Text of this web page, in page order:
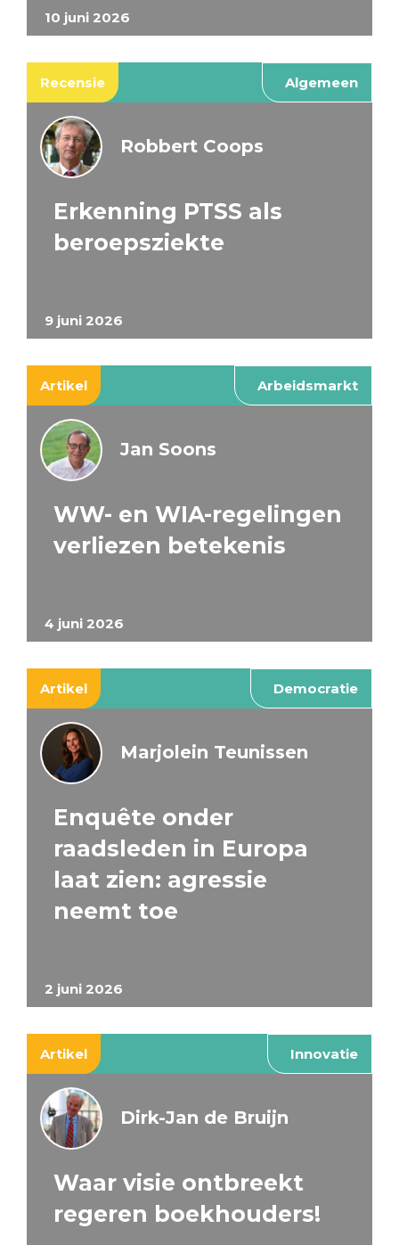
10 juni 2026
Recensie Algemeen
9 juni 2026
Robbert Coops
Erkenning PTSS als
beroepsziekte
Artikel Arbeidsmarkt
4 juni 2026
Jan Soons
WW- en WIA-regelingen
verliezen betekenis
Artikel Democratie
2 juni 2026
Marjolein Teunissen
Enquête onder
raadsleden in Europa
laat zien: agressie
neemt toe
Artikel Innovatie
Dirk-Jan de Bruijn
Waar visie ontbreekt
regeren boekhouders!